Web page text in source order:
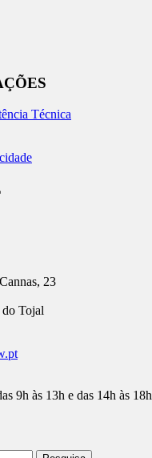
Técnica
23
Tojal
9h às 13h e das 14h às 18h